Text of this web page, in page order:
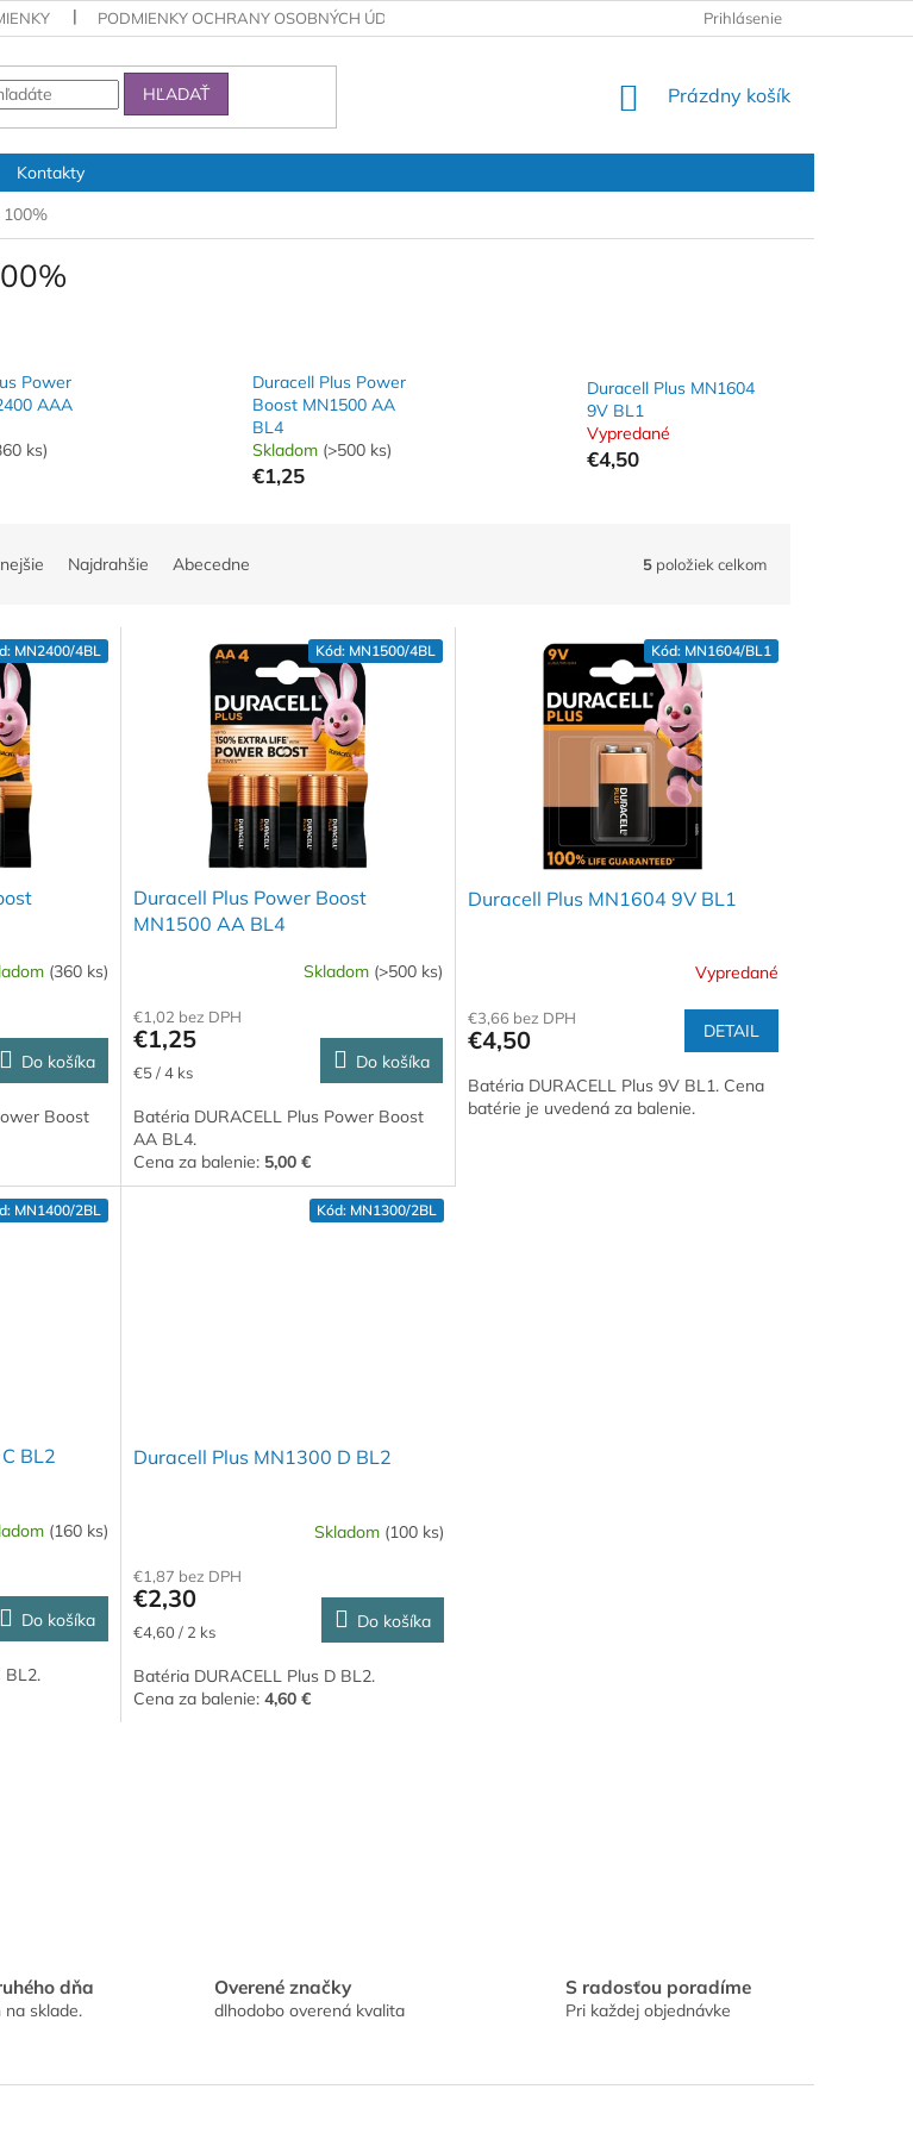
PODMIENKY OCHRANY OSOBNÝCH ÚDAJOV Prihlásenie
HĽADAŤ
NÁKUPNÝ
Prázdny košík
Kontakty
100%
Power
AAA
ks)
Duracell Plus Power
Boost MN1500 AA
BL4
Skladom (>500 ks)
€1,25
Duracell Plus MN1604
9V BL1
Vypredané
€4,50
Najdrahšie Abecedne 5 položiek celkom
(360 ks)
Do košíka
Boost
MN2400/4BL
Duracell Plus Power Boost
MN1500 AA BL4
Skladom (>500 ks)
€1,02 bez DPH
€1,25
Jednotková
€5 / 4 ks Do košíka
Batéria DURACELL Plus Power Boost
AA BL4.
Cena za balenie: 5,00 €
Kód: MN1500/4BL
Duracell Plus MN1604 9V BL1
Vypredané
€3,66 bez DPH
€4,50 DETAIL
Batéria DURACELL Plus 9V BL1. Cena
batérie je uvedená za balenie.
Kód: MN1604/BL1
BL2
(160 ks)
Do košíka
BL2.
MN1400/2BL
Duracell Plus MN1300 D BL2
Skladom (100 ks)
€1,87 bez DPH
€2,30
Jednotková
€4,60 / 2 ks Do košíka
Batéria DURACELL Plus D BL2.
Cena za balenie: 4,60 €
Kód: MN1300/2BL
r
v
k
ý
dňa
sklade.
Overené značky
dlhodobo overená kvalita
S radosťou poradíme
Pri každej objednávke